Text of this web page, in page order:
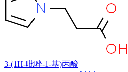
3-(1H-吡唑-1-基)丙酸